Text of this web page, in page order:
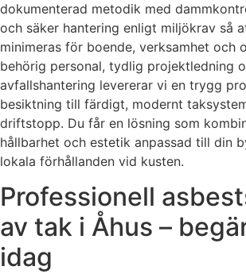
dokumenterad metodik med
och säker hantering enligt miljökrav så
minimeras för boende, verksamhet och
behörig personal, tydlig projektledning
avfallshantering levererar vi en trygg
besiktning till färdigt, modernt
driftstopp. Du får en lösning som
hållbarhet och estetik anpassad till din
lokala förhållanden vid kusten.
Professionell
av tak i Åhus –
idag